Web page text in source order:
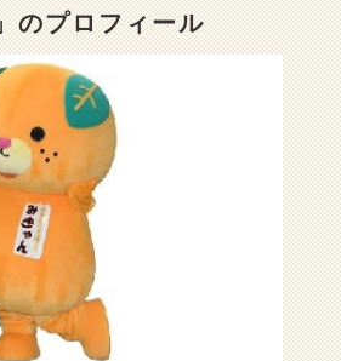
のプロフィール